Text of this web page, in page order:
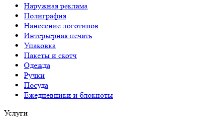
Наружная реклама
Полиграфия
Нанесение логотипов
Интерьерная печать
Упаковка
Пакеты и скотч
Одежда
Ручки
Посуда
Ежедневники и блокноты
Услуги